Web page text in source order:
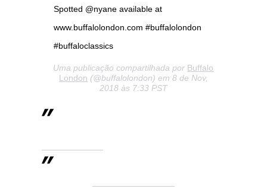
Spotted @nyane available at
www.buffalolondon.com #buffalolondon
#buffaloclassics
Uma publicação compartilhada por Buffalo
London (@buffalolondon) em 8 de Nov,
2018 às 7:33 PST